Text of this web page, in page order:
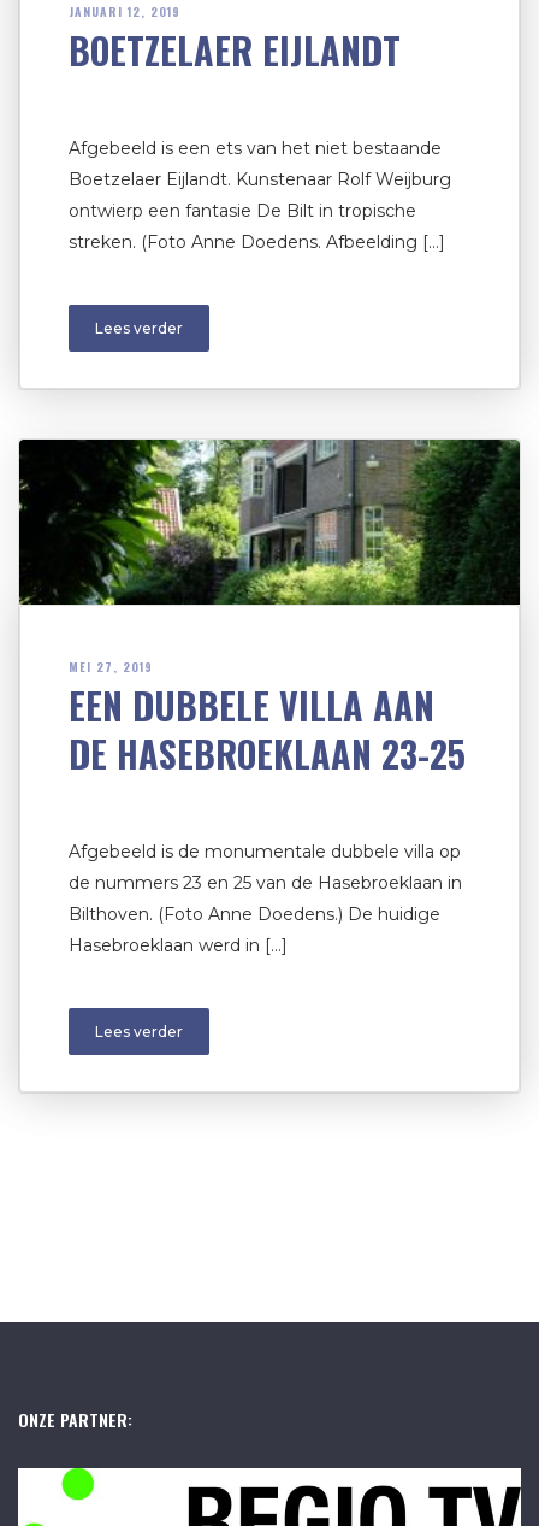
JANUARI 12, 2019
BOETZELAER EIJLANDT
Afgebeeld is een ets van het niet bestaande
Boetzelaer Eijlandt. Kunstenaar Rolf Weijburg
ontwierp een fantasie De Bilt in tropische
streken. (Foto Anne Doedens. Afbeelding […]
Lees verder
MEI 27, 2019
EEN DUBBELE VILLA AAN
DE HASEBROEKLAAN 23-25
Afgebeeld is de monumentale dubbele villa op
de nummers 23 en 25 van de Hasebroeklaan in
Bilthoven. (Foto Anne Doedens.) De huidige
Hasebroeklaan werd in […]
Lees verder
ONZE PARTNER: